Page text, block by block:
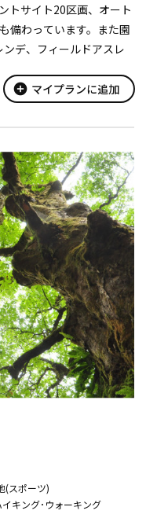
トサイト20区画、オート
備わっています。また園
デ、フィールドアスレ
add_circle マイプランに追加
(スポーツ)
イキング･ウォーキング